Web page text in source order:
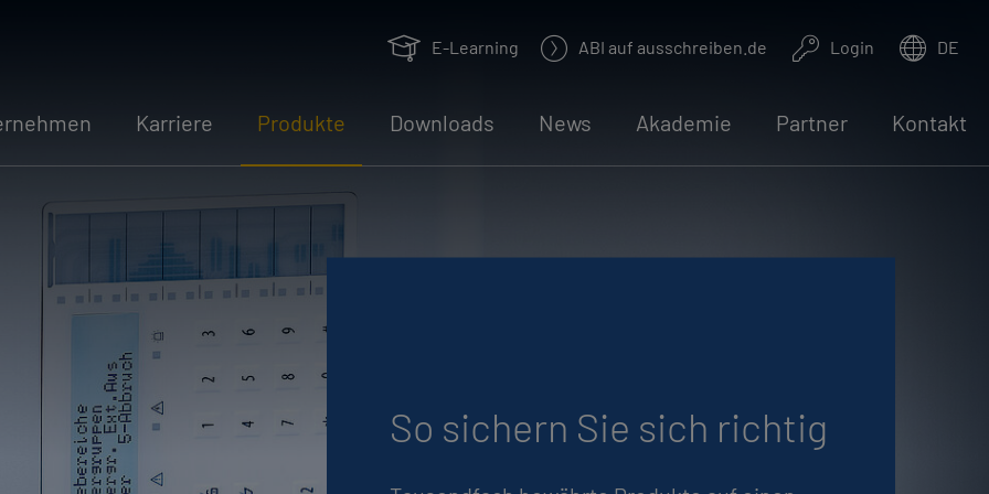
E-Learning ABI auf aus­schrei­ben.de Login DE
Kar­rie­re Pro­duk­te Down­loads News Aka­de­mie Part­ner Kon­takt
So si­chern Sie sich rich­tig